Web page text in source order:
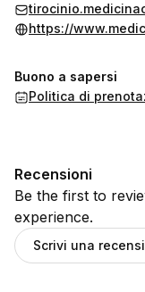
https://
Buono a sapersi
Politica di
Recensioni
Be the first to
experience.
Scrivi una